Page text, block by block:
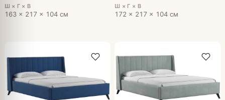
Ш × Г × В
163 × 217 × 104 см
Ш × Г × В
172 × 217 × 104 см